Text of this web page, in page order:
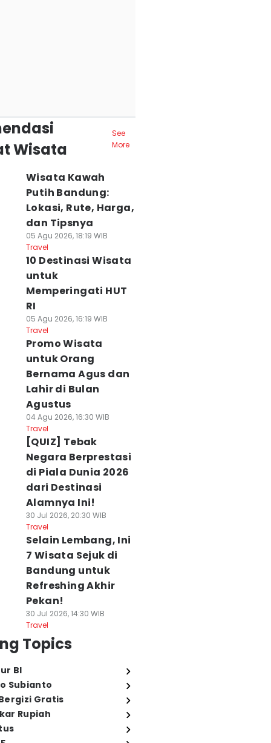
Wisata
See
More
Wisata Kawah
Putih Bandung:
Lokasi, Rute, Harga,
dan Tipsnya
05 Agu 2026, 18:19 WIB
Travel
10 Destinasi Wisata
untuk
Memperingati HUT
RI
05 Agu 2026, 16:19 WIB
Travel
Promo Wisata
untuk Orang
Bernama Agus dan
Lahir di Bulan
Agustus
04 Agu 2026, 16:30 WIB
Travel
[QUIZ] Tebak
Negara Berprestasi
di Piala Dunia 2026
dari Destinasi
Alamnya Ini!
30 Jul 2026, 20:30 WIB
Travel
Selain Lembang, Ini
7 Wisata Sejuk di
Bandung untuk
Refreshing Akhir
Pekan!
30 Jul 2026, 14:30 WIB
Travel
Topics
BI
Subianto
Gratis
Rupiah